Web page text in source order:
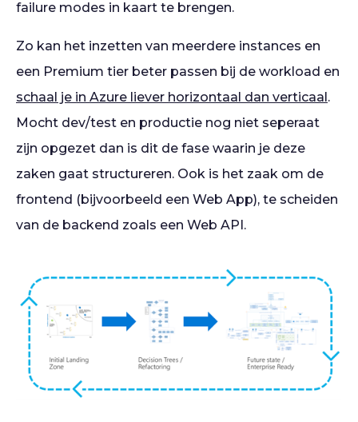
failure modes in kaart te brengen.
Zo kan het inzetten van meerdere instances en
een Premium tier beter passen bij de workload en
schaal je in Azure liever horizontaal dan verticaal.
Mocht dev/test en productie nog niet seperaat
zijn opgezet dan is dit de fase waarin je deze
zaken gaat structureren. Ook is het zaak om de
frontend (bijvoorbeeld een Web App), te scheiden
van de backend zoals een Web API.